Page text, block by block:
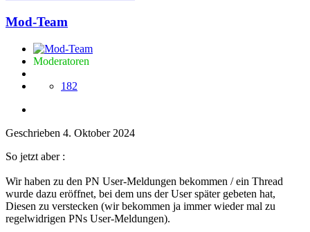
Mod-Team
Moderatoren
182
Geschrieben 4. Oktober 2024
So jetzt aber :
Wir haben zu den PN User-Meldungen bekommen / ein Thread
wurde dazu eröffnet, bei dem uns der User später gebeten hat,
Diesen zu verstecken (wir bekommen ja immer wieder mal zu
regelwidrigen PNs User-Meldungen).